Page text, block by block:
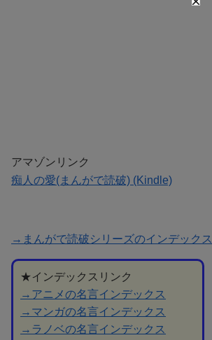
アマゾンリンク
痴人の愛(まんがで読破) (Kindle)
→まんがで読破シリーズのインデックス
★インデックスリンク
→アニメの名言インデックス
→マンガの名言インデックス
→ラノベの名言インデックス